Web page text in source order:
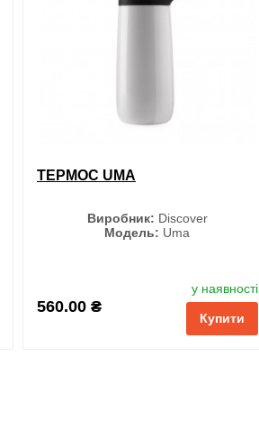
порівняння
ТЕРМОС UMA
Виробник: Discover
Модель: Uma
560.00 ₴
у наявності
Купити
Чорний